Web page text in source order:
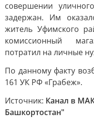
совершении
задержан. Им
житель Уфимского
комиссионный
потратил на личные
По данному факту
161 УК РФ «Грабеж».
Источник: Канал в
Башкортостан"